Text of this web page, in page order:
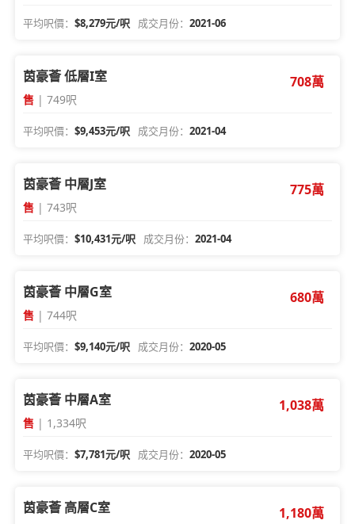
平均呎價：$8,279元/呎 成交月份：2021-06
茵豪薈 低層I室
售 | 749呎
708萬
平均呎價：$9,453元/呎 成交月份：2021-04
茵豪薈 中層J室
售 | 743呎
775萬
平均呎價：$10,431元/呎 成交月份：2021-04
茵豪薈 中層G室
售 | 744呎
680萬
平均呎價：$9,140元/呎 成交月份：2020-05
茵豪薈 中層A室
售 | 1,334呎
1,038萬
平均呎價：$7,781元/呎 成交月份：2020-05
茵豪薈 高層C室 1,180萬